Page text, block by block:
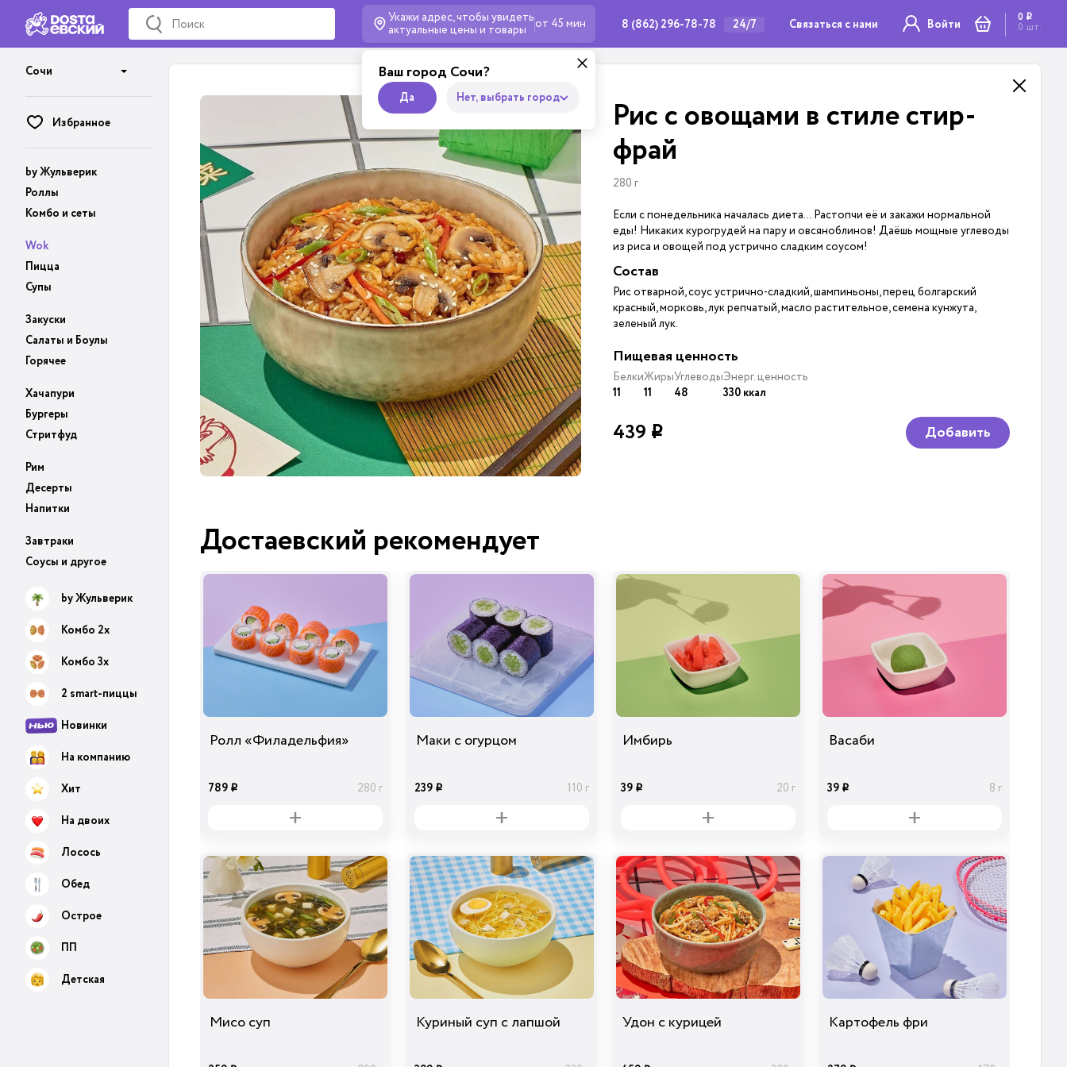
Укажи адрес, чтобы увидеть
актуальные цены и товары от 45 мин
Ваш город Сочи?
Да Нет, выбрать город
8 (862) 296-78-78 24/7 Связаться с нами Войти 0 i
0 шт.
Сочи
Избранное
by Жульверик
Роллы
Комбо и сеты
Wok
Пицца
Супы
Закуски
Салаты и Боулы
Горячее
Хачапури
Бургеры
Стритфуд
Рим
Десерты
Напитки
Завтраки
Соусы и другое
by Жульверик
Комбо 2х
Комбо 3х
2 smart-пиццы
Новинки
На компанию
Хит
На двоих
Лосось
Обед
Острое
ПП
Детская
Рис с овощами в стиле стир-
фрай
280 г
Если с понедельника началась диета… Растопчи её и закажи нормальной
еды! Никаких курогрудей на пару и овсяноблинов! Даёшь мощные углеводы
из риса и овощей под устрично сладким соусом!
Состав
Рис отварной, соус устрично-сладкий, шампиньоны, перец болгарский
красный, морковь, лук репчатый, масло растительное, семена кунжута,
зеленый лук.
Пищевая ценность
Белки
11
Жиры
11
Углеводы
48
Энерг. ценность
330 ккал
439 i Добавить
Достаевский рекомендует
Ролл «Филадельфия»
789 i 280 г
Маки с огурцом
239 i 110 г
Имбирь
39 i 20 г
Васаби
39 i 8 г
Мисо суп Куриный суп с лапшой Удон с курицей Картофель фри